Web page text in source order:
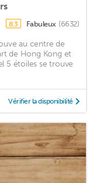
8,3 Fabuleux (6632)
au centre de
de Hong Kong et
5 étoiles se trouve
Vérifier la disponibilité